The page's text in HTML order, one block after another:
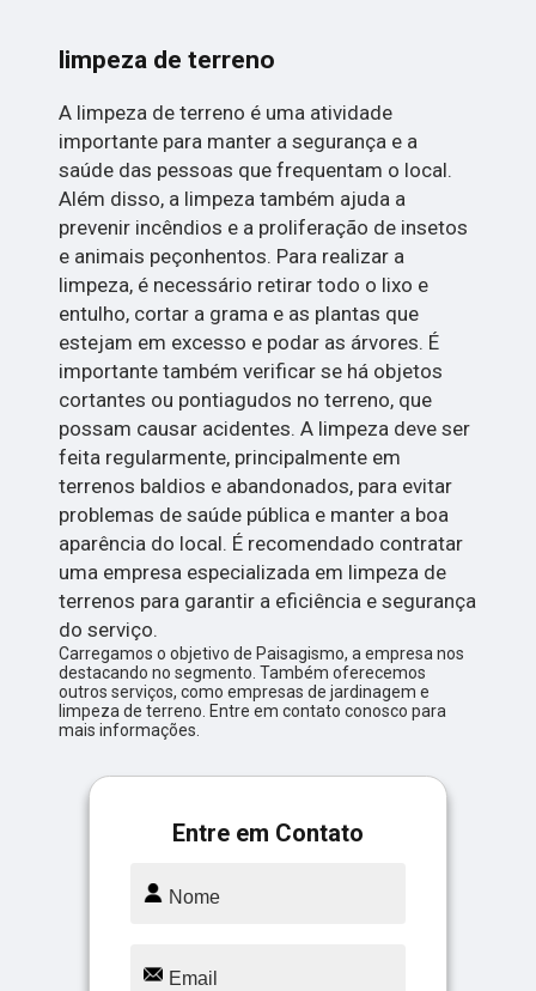
limpeza de terreno
A limpeza de terreno é uma atividade
importante para manter a segurança e a
saúde das pessoas que frequentam o local.
Além disso, a limpeza também ajuda a
prevenir incêndios e a proliferação de insetos
e animais peçonhentos. Para realizar a
limpeza, é necessário retirar todo o lixo e
entulho, cortar a grama e as plantas que
estejam em excesso e podar as árvores. É
importante também verificar se há objetos
cortantes ou pontiagudos no terreno, que
possam causar acidentes. A limpeza deve ser
feita regularmente, principalmente em
terrenos baldios e abandonados, para evitar
problemas de saúde pública e manter a boa
aparência do local. É recomendado contratar
uma empresa especializada em limpeza de
terrenos para garantir a eficiência e segurança
do serviço.
Carregamos o objetivo de Paisagismo, a empresa nos
destacando no segmento. Também oferecemos
outros serviços, como empresas de jardinagem e
limpeza de terreno. Entre em contato conosco para
mais informações.
Entre em Contato